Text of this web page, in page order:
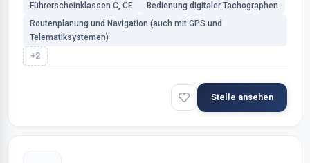
Führerscheinklassen C, CE
Bedienung digitaler Tachographen
Routenplanung und Navigation (auch mit GPS und
Telematiksystemen)
+2
Stelle ansehen